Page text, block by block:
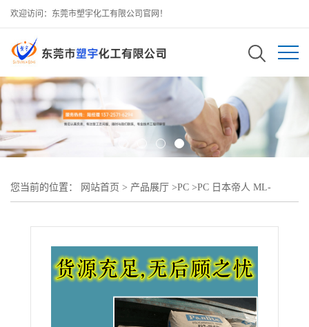
欢迎访问：东莞市塑宇化工有限公司官网！
您当前的位置： 网站首页 > 产品展厅 >PC >PC 日本帝人 ML-